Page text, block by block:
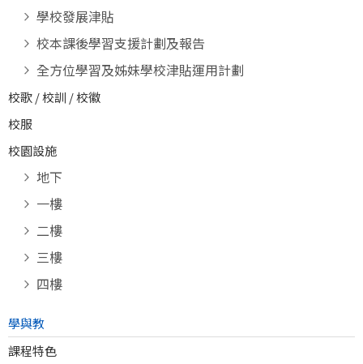
學校發展津貼
校本課後學習支援計劃及報告
全方位學習及姊妹學校津貼運用計劃
校歌 / 校訓 / 校徽
校服
校園設施
地下
一樓
二樓
三樓
四樓
學與教
課程特色